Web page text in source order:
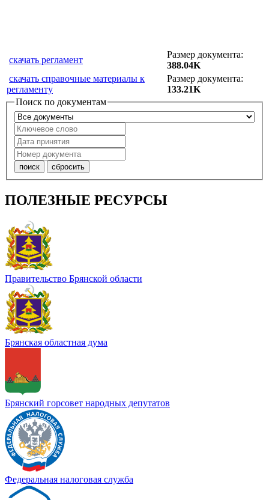
скачать регламент
Размер документа:
388.04K
скачать справочные материалы к
регламенту
Размер документа:
133.21K
Поиск по документам
ПОЛЕЗНЫЕ РЕСУРСЫ
Правительство Брянской области
Брянская областная дума
Брянский горсовет народных депутатов
Федеральная налоговая служба